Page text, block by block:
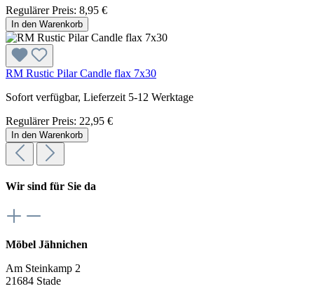
Regulärer Preis: 8,95 €
In den Warenkorb
RM Rustic Pilar Candle flax 7x30
Sofort verfügbar, Lieferzeit 5-12 Werktage
Regulärer Preis: 22,95 €
In den Warenkorb
Wir sind für Sie da
Möbel Jähnichen
Am Steinkamp 2
21684 Stade